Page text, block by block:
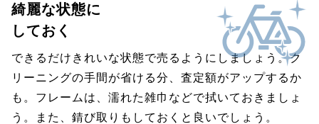
綺麗な状態に
しておく
できるだけきれいな状態で売るようにしましょう。ク
リーニングの手間が省ける分、査定額がアップするか
も。フレームは、濡れた雑巾などで拭いておきましょ
う。また、錆び取りもしておくと良いでしょう。